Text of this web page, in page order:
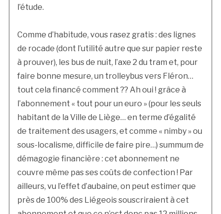
l’étude.
Comme d’habitude, vous rasez gratis : des lignes
de rocade (dont l’utilité autre que sur papier reste
à prouver), les bus de nuit, l’axe 2 du tram et, pour
faire bonne mesure, un trolleybus vers Fléron…
tout cela financé comment ?? Ah oui ! grâce à
l’abonnement « tout pour un euro » (pour les seuls
habitant de la Ville de Liège… en terme d’égalité
de traitement des usagers, et comme « nimby » ou
sous-localisme, difficile de faire pire…) summum de
démagogie financière : cet abonnement ne
couvre même pas ses coûts de confection ! Par
ailleurs, vu l’effet d’aubaine, on peut estimer que
près de 100% des Liégeois souscriraient à cet